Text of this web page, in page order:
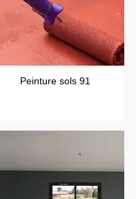
Peinture sols 91